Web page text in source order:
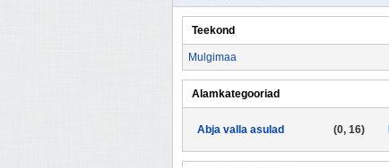
Teekond
Mulgimaa
Alamkategooriad
(0, 16)
Abja valla asulad